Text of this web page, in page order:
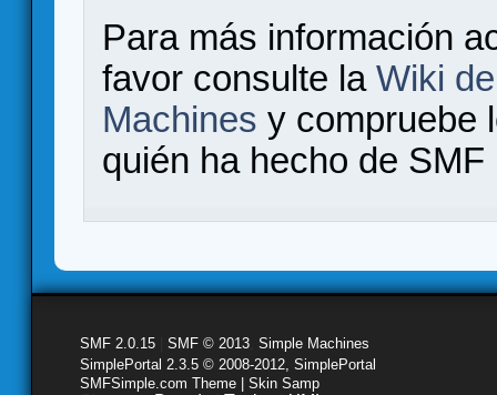
Para más información
favor consulte la Wiki
Machines y compruebe
quién ha hecho de
SMF 2.0.15 SMF © 2013 Simple Machines
SimplePortal 2.3.5 © 2008-2012, SimplePortal
SMFSimple.com Theme | Skin Samp